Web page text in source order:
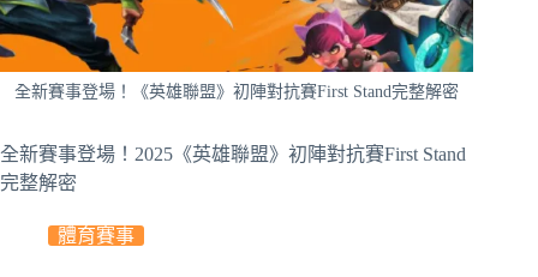
全新賽事登場！《英雄聯盟》初陣對抗賽First Stand完整解密
全新賽事登場！2025《英雄聯盟》初陣對抗賽First Stand
完整解密
體育賽事